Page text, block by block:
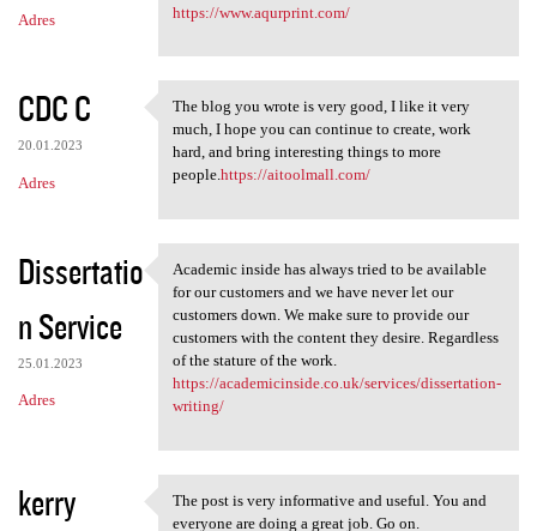
Adres
https://www.aqurprint.com/
CDC C
20.01.2023
Adres
The blog you wrote is very
The blog you wrote is very good, I like it very
much, I hope you can continue to create, work
hard, and bring interesting things to more
people.https://aitoolmall.com/
Dissertatio
n Service
25.01.2023
Adres
Academic inside has always
Academic inside has always tried to be available
for our customers and we have never let our
customers down. We make sure to provide our
customers with the content they desire. Regardless
of the stature of the work.
https://academicinside.co.uk/services/dissertation-
writing/
kerry The post is very informative
The post is very informative and useful. You and
everyone are doing a great job. Go on.